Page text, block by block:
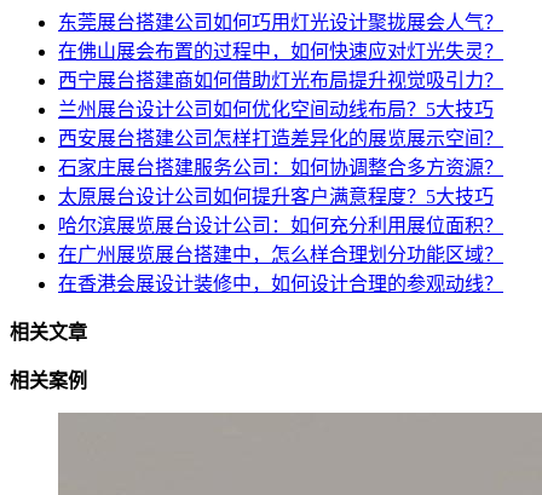
东莞展台搭建公司如何巧用灯光设计聚拢展会人气？
在佛山展会布置的过程中，如何快速应对灯光失灵？
西宁展台搭建商如何借助灯光布局提升视觉吸引力？
兰州展台设计公司如何优化空间动线布局？5大技巧
西安展台搭建公司怎样打造差异化的展览展示空间？
石家庄展台搭建服务公司：如何协调整合多方资源？
太原展台设计公司如何提升客户满意程度？5大技巧
哈尔滨展览展台设计公司：如何充分利用展位面积？
在广州展览展台搭建中，怎么样合理划分功能区域？
在香港会展设计装修中，如何设计合理的参观动线？
相关文章
相关案例